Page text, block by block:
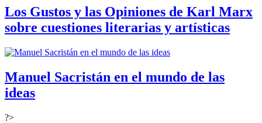
Los Gustos y las Opiniones de Karl Marx
sobre cuestiones literarias y artísticas
Manuel Sacristán en el mundo de las
ideas
?>